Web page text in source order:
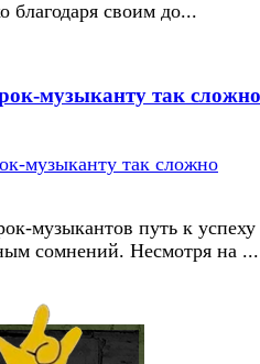
благодаря своим до...
музыканту так сложно
музыкантов путь к успеху
сомнений. Несмотря на ...